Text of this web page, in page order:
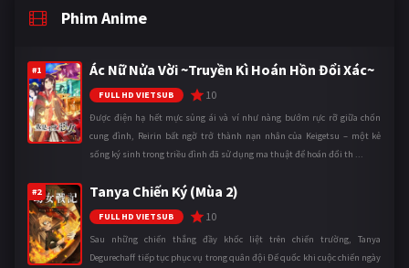
Phim Anime
#1 Ác Nữ Nửa Vời ~Truyền Kì Hoán Hồn Đổi Xác~
FULL HD VIETSUB 10
Được điện hạ hết mực sủng ái và ví như nàng bướm rực rỡ giữa chốn
cung đình, Reirin bất ngờ trở thành nạn nhân của Keigetsu – một kẻ
sống ký sinh trong triều đình đã sử dụng ma thuật để hoán đổi th ...
#2 Tanya Chiến Ký (Mùa 2)
FULL HD VIETSUB 10
Sau những chiến thắng đầy khốc liệt trên chiến trường, Tanya
Degurechaff tiếp tục phục vụ trong quân đội Đế quốc khi cuộc chiến ngày